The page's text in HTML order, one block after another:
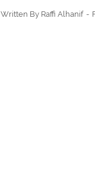
Written By Raffi Alhanif